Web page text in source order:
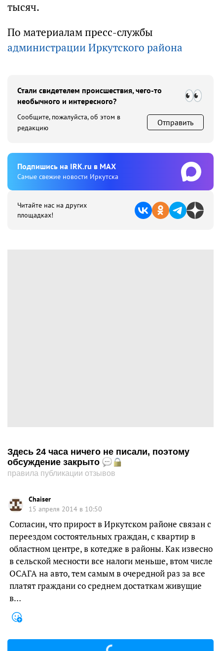
тысяч.
По материалам пресс-службы
администрации Иркутского района
Стали свидетелем происшествия, чего-то
необычного и интересного?
Сообщите, пожалуйста, об этом в
редакцию
Отправить
Подпишиcь на IRK.ru в MAX
Cамые свежие новости Иркутска
Читайте нас на других
площадках!
Здесь 24 часа ничего не писали, поэтому
обсуждение закрыто
правила публикации отзывов
Chaiser
15 апреля 2014 в 10:50
Согласин, что прирост в Иркутском районе связан с
переездом состоятельных граждан, с квартир в
областном центре, в котедже в районы. Как извесно
в сельской месности все налоги меньше, втом числе
ОСАГА на авто, тем самым в очередной раз за все
платят граждани со среднем достаткам живущие
в…